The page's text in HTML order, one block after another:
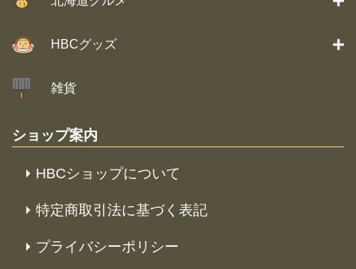
HBCグッズ
雑貨
ショップ案内
HBCショップについて
特定商取引法に基づく表記
プライバシーポリシー